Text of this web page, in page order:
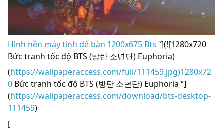
Hình nền máy tính để bàn 1200x675 Bts “](![1280x720
Bức tranh tốc độ BTS (방탄 소년단) Euphoria)
(https://wallpaperaccess.com/full/111459.jpg)1280x72
0 Bức tranh tốc độ BTS (방탄 소년단) Euphoria “]
(https://wallpaperaccess.com/download/bts-desktop-
111459)
[